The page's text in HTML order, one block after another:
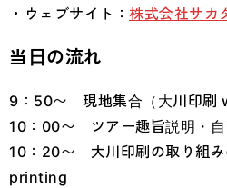
・ウェブサイト： 株式会社サカ
当日の流れ
9：50〜 現地集合（大川印刷
10：00〜 ツアー趣旨説明・自
10：20〜 大川印刷の取り組
printing